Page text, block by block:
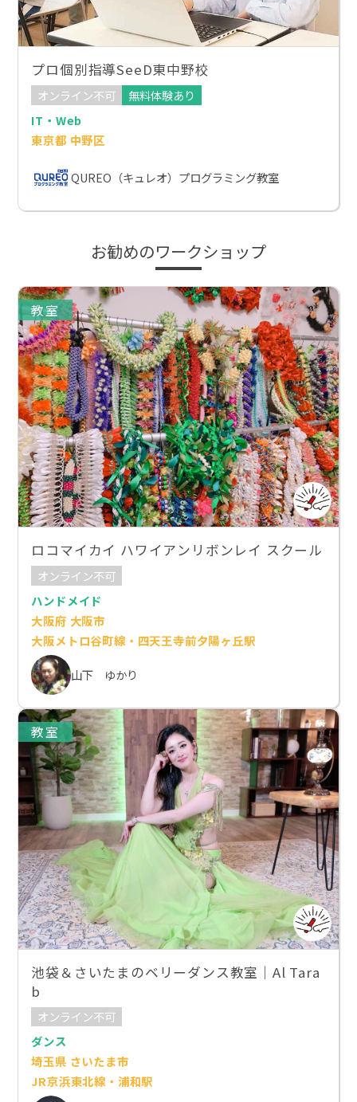
プロ個別指導SeeD東中野校
オンライン不可
無料体験あり
IT・Web
東京都 中野区
QUREO（キュレオ）プログラミング教室
お勧めのワークショップ
教室
ロコマイカイ ハワイアンリボンレイ スクール
オンライン不可
ハンドメイド
大阪府 大阪市
大阪メトロ谷町線・四天王寺前夕陽ヶ丘駅
山下 ゆかり
教室
池袋＆さいたまのベリーダンス教室｜Al Tara
b
オンライン不可
ダンス
埼玉県 さいたま市
JR京浜東北線・浦和駅